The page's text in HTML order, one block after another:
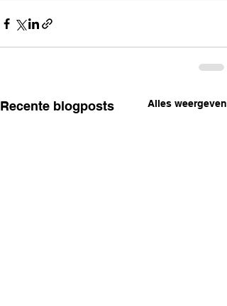
Recente blogposts Alles weergeven